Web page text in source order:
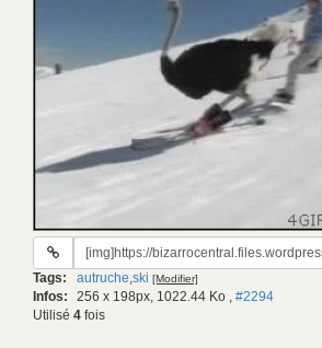
URL
gif:
Tags: autruche,ski [Modifier]
Infos: 256 x 198px, 1022.44 Ko , #2294
Utilisé 4 fois